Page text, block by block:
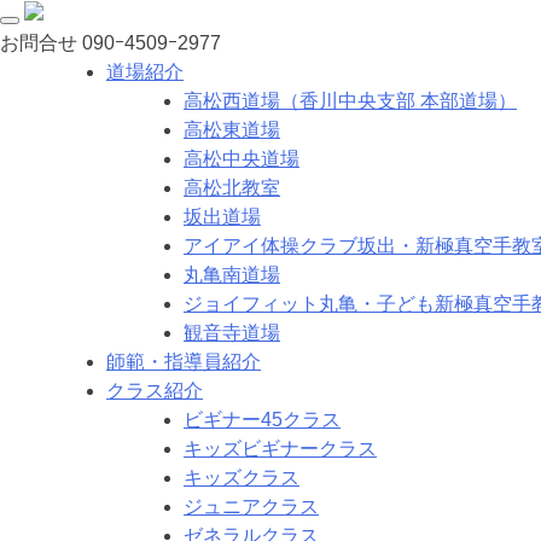
お問合せ 090ｰ4509ｰ2977
道場紹介
高松西道場（香川中央支部 本部道場）
高松東道場
高松中央道場
高松北教室
坂出道場
アイアイ体操クラブ坂出・新極真空手教
丸亀南道場
ジョイフィット丸亀・子ども新極真空手
観音寺道場
師範・指導員紹介
クラス紹介
ビギナー45クラス
キッズビギナークラス
キッズクラス
ジュニアクラス
ゼネラルクラス